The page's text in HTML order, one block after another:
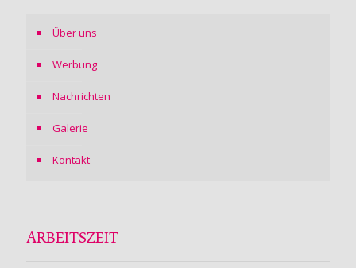
Über uns
Werbung
Nachrichten
Galerie
Kontakt
ARBEITSZEIT